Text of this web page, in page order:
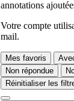
annotations
Votre compte
mail.
Mes favoris
Non répondue
Réinitialiser les